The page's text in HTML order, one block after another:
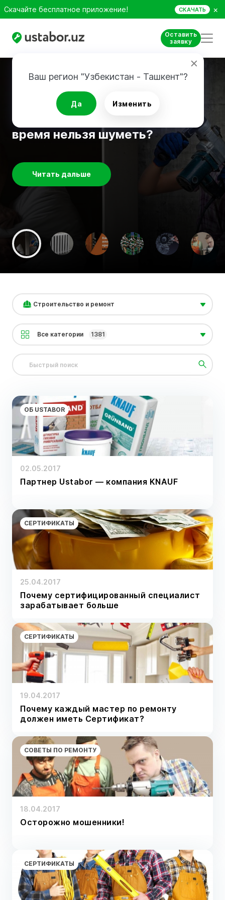
Скачайте бесплатное приложение! СКАЧАТЬ ×
Оставить
заявку
Ваш регион "Узбекистан - Ташкент"?
Да Изменить
Советы по ремонту
Ремонт у соседей: в какое
время нельзя шуметь?
Читать дальше
Строительство и ремонт
Все категории 1381
ОБ USTABOR
02.05.2017
Партнер Ustabor — компания KNAUF
СЕРТИФИКАТЫ
25.04.2017
Почему сертифицированный специалист
зарабатывает больше
СЕРТИФИКАТЫ
19.04.2017
Почему каждый мастер по ремонту
должен иметь Сертификат?
СОВЕТЫ ПО РЕМОНТУ
18.04.2017
Осторожно мошенники!
СЕРТИФИКАТЫ